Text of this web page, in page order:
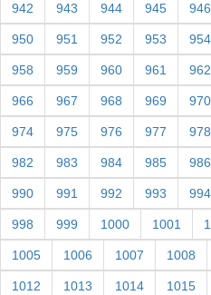
942 943 944 945 946
950 951 952 953 954
958 959 960 961 962
966 967 968 969 970
974 975 976 977 978
982 983 984 985 986
990 991 992 993 994
998 999 1000 1001
1005 1006 1007 1008
1012 1013 1014 1015